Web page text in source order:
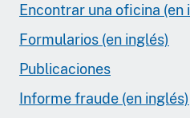
Encontrar una oficina (en
Formularios (en inglés)
Publicaciones
Informe fraude (en inglés)